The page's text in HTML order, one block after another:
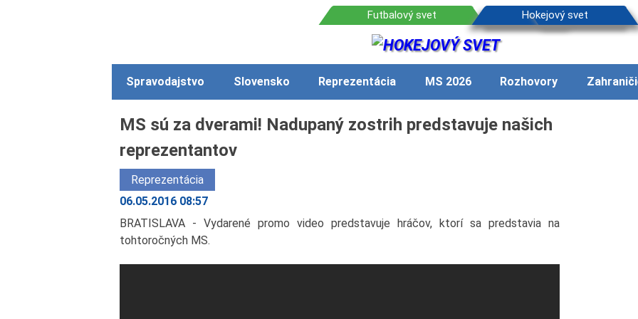
Spravodajstvo Slovensko Reprezentácia MS 2026 Rozhovory
MS sú za dverami! Nadupaný zostrih predstavuje našich
reprezentantov
Reprezentácia
06.05.2016 08:57
BRATISLAVA - Vydarené promo video predstavuje hráčov, ktorí sa predstavia na
tohtoročných MS.